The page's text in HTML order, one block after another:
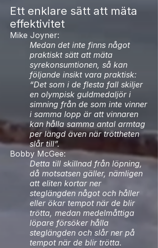
Ett enklare sätt att mäta
effektivitet
Mike Joyner:
Medan det inte finns något
praktiskt sätt att mäta
syrekonsumtionen, så kan
följande insikt vara praktisk:
“Det som i de flesta fall skiljer
en olympisk guldmedaljör i
simning från de som inte vinner
i samma lopp är att vinnaren
kan hålla samma antal armtag
per längd även när tröttheten
slår till”.
Bobby McGee:
Detta till skillnad från löpning,
då motsatsen gäller, nämligen
att eliten kortar ner
steglängden något och håller
eller ökar tempot när de blir
trötta, medan medelmåttiga
löpare försöker hålla
steglängden och slår ner på
tempot när de blir trötta.